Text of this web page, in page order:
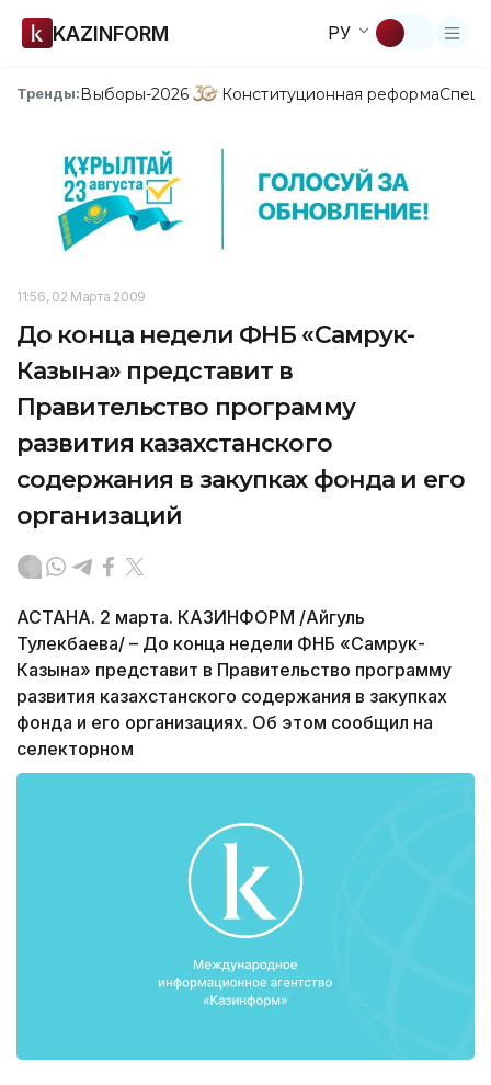
KAZINFORM РУ
Тренды:Выборы-2026 Конституционная реформа
11:56, 02 Марта 2009
До конца недели ФНБ «Самрук-
Казына» представит в
Правительство программу
развития казахстанского
содержания в закупках фонда и его
организаций
АСТАНА. 2 марта. КАЗИНФОРМ /Айгуль
Тулекбаева/ – До конца недели ФНБ «Самрук-
Казына» представит в Правительство программу
развития казахстанского содержания в закупках
фонда и его организациях. Об этом сообщил на
селекторном